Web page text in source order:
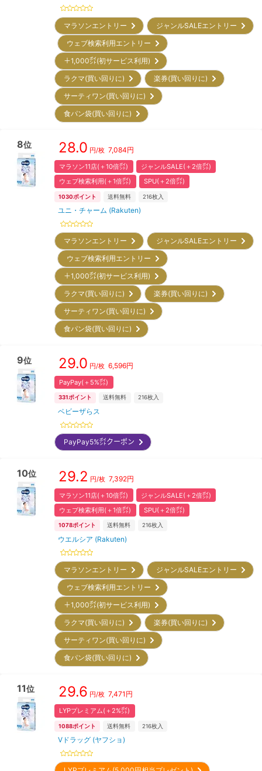
マラソンエントリー
ジャンルSALEエントリー
ウェブ検索利用エントリー
＋1,000㌽(初サービス利用)
ラクマ(買い回りに)
楽券(買い回りに)
サーティワン(買い回りに)
食パン袋(買い回りに)
8位 28.0 円/枚 7,084円
マラソン11店(＋10倍㌽)
ジャンルSALE(＋2倍㌽)
ウェブ検索利用(＋1倍㌽)
SPU(＋2倍㌽)
1030ポイント 送料無料 216枚入
ユニ・チャーム (Rakuten)
マラソンエントリー
ジャンルSALEエントリー
ウェブ検索利用エントリー
＋1,000㌽(初サービス利用)
ラクマ(買い回りに)
楽券(買い回りに)
サーティワン(買い回りに)
食パン袋(買い回りに)
9位 29.0 円/枚 6,596円
PayPay(＋5%㌽)
331ポイント 送料無料 216枚入
ベビーザらス
PayPay5%㌽クーポン
10位 29.2 円/枚 7,392円
マラソン11店(＋10倍㌽)
ジャンルSALE(＋2倍㌽)
ウェブ検索利用(＋1倍㌽)
SPU(＋2倍㌽)
1078ポイント 送料無料 216枚入
ウエルシア (Rakuten)
マラソンエントリー
ジャンルSALEエントリー
ウェブ検索利用エントリー
＋1,000㌽(初サービス利用)
ラクマ(買い回りに)
楽券(買い回りに)
サーティワン(買い回りに)
食パン袋(買い回りに)
11位 29.6 円/枚 7,471 円
LYPプレミアム(＋2%㌽)
1088ポイント 送料無料 216枚入
Vドラッグ (ヤフショ)